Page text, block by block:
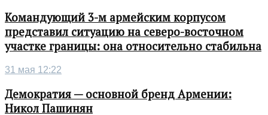
Командующий 3-м армейским корпусом
представил ситуацию на северо-восточном
участке границы: она относительно стабильна
31 мая 12:22
Демократия — основной бренд Армении:
Никол Пашинян